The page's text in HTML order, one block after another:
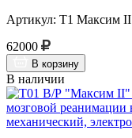
Артикул: Т1 Максим II
62000
В корзину
В наличии